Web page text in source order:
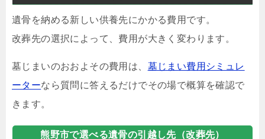
遺骨を納める新しい供養先にかかる費用です。
改葬先の選択によって、費用が大きく変わります。
墓じまいのおおよその費用は、 墓じまい費用シミュレ
ーターなら質問に答えるだけでその場で概算を確認で
きます。
熊野市で選べる遺骨の引越し先（改葬先）